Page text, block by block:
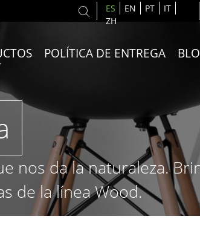
ES EN PT
IT
ZH
POLÍTICA DE ENTREGA
nos da la naturaleza.
de la línea Wood.